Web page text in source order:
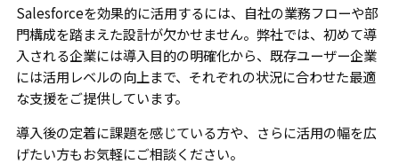
Salesforceを効果的に活用するには、自社の業務フローや部
門構成を踏まえた設計が欠かせません。弊社では、初めて導
入される企業には導入目的の明確化から、既存ユーザー企業
には活用レベルの向上まで、それぞれの状況に合わせた最適
な支援をご提供しています。
導入後の定着に課題を感じている方や、さらに活用の幅を広
げたい方もお気軽にご相談ください。